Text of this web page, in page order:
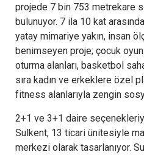
projede 7 bin 753 metrekare
bulunuyor. 7 ila 10 kat
yatay mimariye yakın, insan
benimseyen proje; çocuk
oturma alanları, basketbol
sıra kadın ve erkeklere özel
fitness alanlarıyla zengin
2+1 ve 3+1 daire
Sulkent, 13 ticari ünitesiyle
merkezi olarak tasarlanıyor.